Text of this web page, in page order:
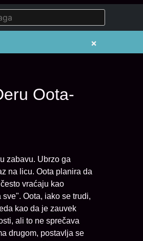
×
Oota-
zabavu. Ubrzo ga
na licu. Oota planira da
vraćaju kao
Oota, iako se trudi,
kao da je zauvek
ali to ne sprečava
drugom, postavlja se